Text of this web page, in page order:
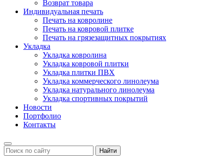
Возврат товара
Индивидуальная печать
Печать на ковролине
Печать на ковровой плитке
Печать на грязезащитных покрытиях
Укладка
Укладка ковролина
Укладка ковровой плитки
Укладка плитки ПВХ
Укладка коммерческого линолеума
Укладка натурального линолеума
Укладка спортивных покрытий
Новости
Портфолио
Контакты
Найти